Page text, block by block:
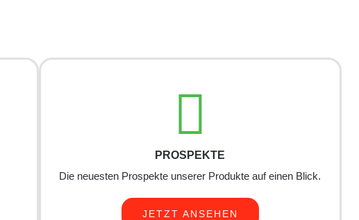
PROSPEKTE
Die neuesten Prospekte unserer Produkte auf einen Blick.
JETZT ANSEHEN